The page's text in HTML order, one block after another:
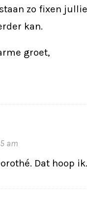
zo fixen
kan.
groet,
am
Dat hoop